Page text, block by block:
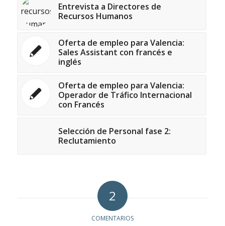
Entrevista a Directores de
Recursos Humanos
Oferta de empleo para Valencia:
Sales Assistant con francés e
inglés
Oferta de empleo para Valencia:
Operador de Tráfico Internacional
con Francés
Selección de Personal fase 2:
Reclutamiento
2
COMENTARIOS